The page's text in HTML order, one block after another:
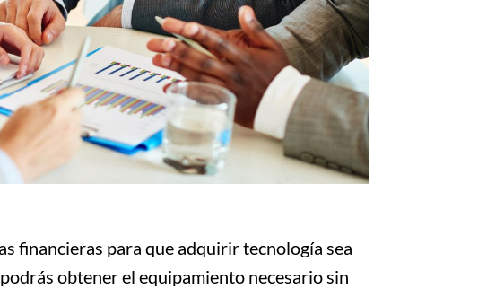
financieras para que adquirir tecnología sea
obtener el equipamiento necesario sin